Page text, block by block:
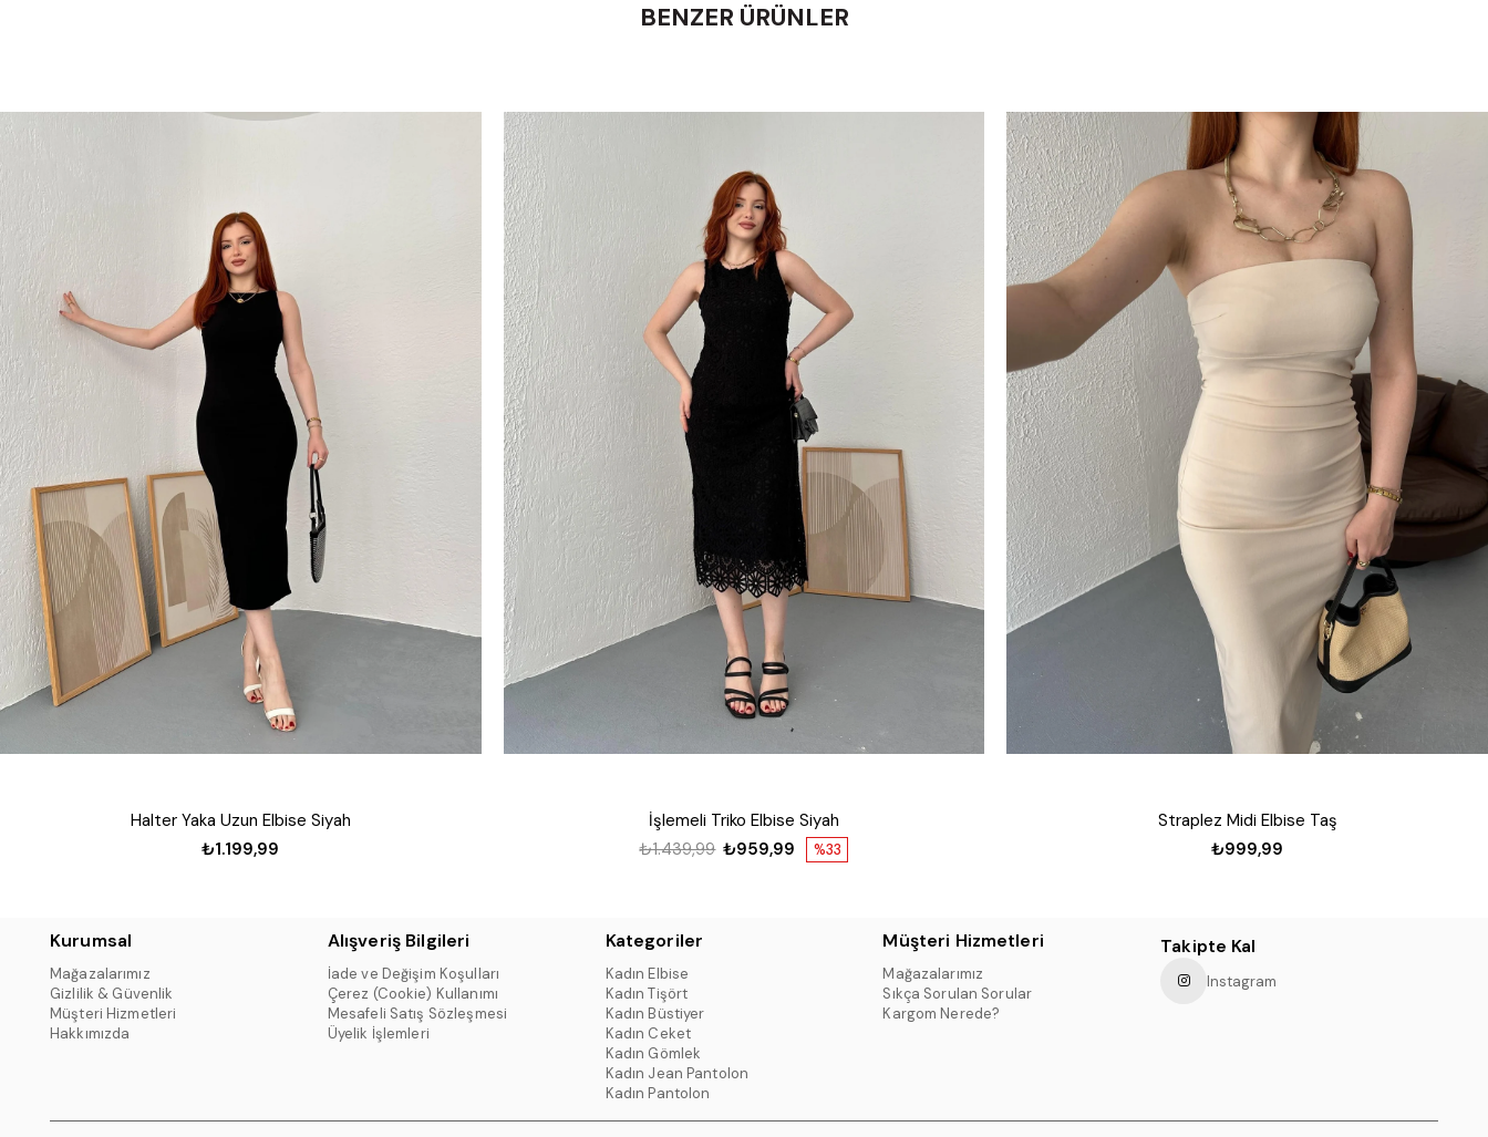
BENZER ÜRÜNLER
Halter Yaka Uzun Elbise Siyah
₺1.199,99
İşlemeli Triko Elbise Siyah
%33
₺959,99
₺1.439,99
Straplez Midi Elbise Taş
₺999,99
Kurumsal
Mağazalarımız
Gizlilik & Güvenlik
Müşteri Hizmetleri
Hakkımızda
Alışveriş Bilgileri
İade ve Değişim Koşulları
Çerez (Cookie) Kullanımı
Mesafeli Satış Sözleşmesi
Üyelik İşlemleri
Kategoriler
Kadın Elbise
Kadın Tişört
Kadın Büstiyer
Kadın Ceket
Kadın Gömlek
Kadın Jean Pantolon
Kadın Pantolon
Müşteri Hizmetleri
Mağazalarımız
Sıkça Sorulan Sorular
Kargom Nerede?
Takipte Kal
Instagram